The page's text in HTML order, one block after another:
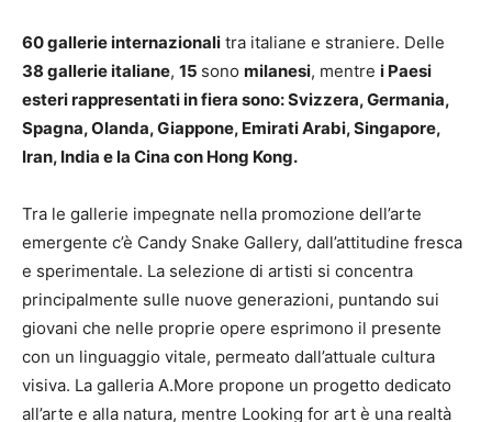
60 gallerie internazionali tra italiane e straniere. Delle
38 gallerie italiane, 15 sono milanesi, mentre i Paesi
esteri rappresentati in fiera sono: Svizzera, Germania,
Spagna, Olanda, Giappone, Emirati Arabi, Singapore,
Iran, India e la Cina con Hong Kong.
Tra le gallerie impegnate nella promozione dell’arte
emergente c’è Candy Snake Gallery, dall’attitudine fresca
e sperimentale. La selezione di artisti si concentra
principalmente sulle nuove generazioni, puntando sui
giovani che nelle proprie opere esprimono il presente
con un linguaggio vitale, permeato dall’attuale cultura
visiva. La galleria A.More propone un progetto dedicato
all’arte e alla natura, mentre Looking for art è una realtà